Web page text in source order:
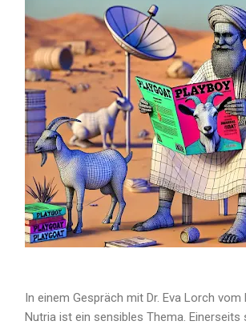
In einem Gespräch mit Dr. Eva Lorch
Nutria ist ein sensibles Thema.